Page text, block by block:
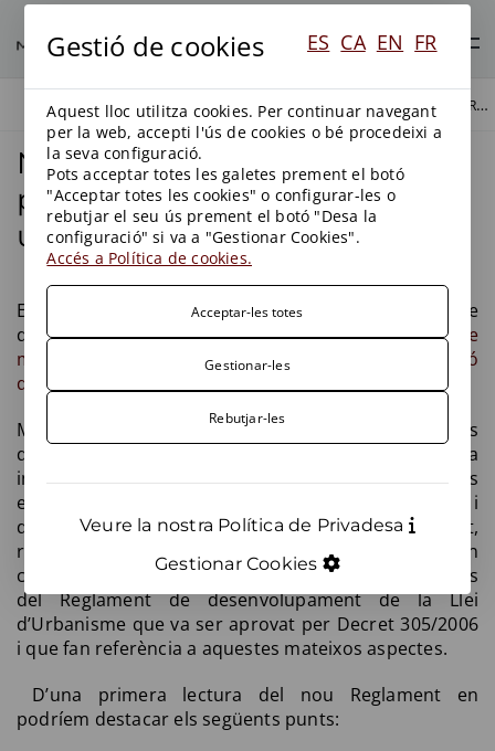
BLOG BLOG NOU REGLAMENT SOBRE PROTECCIÓ DE LA LEGALITAT URBANÍSTICA
Nou Reglament sobre
protecció de la legalitat
urbanística
En el Diari Oficial de la Generalitat de Catalunya de
data 15 de maig s’ha publicat elDecret, de 13 de
maig, pel qual s'aprova el Reglament sobre protecció
de la legalitat urbanística
Mitjançant aquest Reglament es desenvolupen les
determinacions de la Llei d’Urbanisme relatives a la
intervenció (atorgament de llicències, autoritzacions
en sòl no urbanitzable, ordres d’execució, etc.) i
disciplina urbanístiques (protecció de la legalitat,
règim sancionador) en tota classe de sòl. En
coherència, es deroguen expressament els preceptes
del Reglament de desenvolupament de la Llei
d’Urbanisme que va ser aprovat per Decret 305/2006
i que fan referència a aquestes mateixos aspectes.
D’una primera lectura del nou Reglament en
podríem destacar els següents punts:
Gestió de cookies ES CA EN FR
Aquest lloc utilitza cookies. Per continuar navegant
per la web, accepti l'ús de cookies o bé procedeixi a
la seva configuració.
Pots acceptar totes les galetes prement el botó
"Acceptar totes les cookies" o configurar-les o
rebutjar el seu ús prement el botó "Desa la
configuració" si va a "Gestionar Cookies".
Accés a Política de cookies.
Acceptar-les totes
Gestionar-les
Rebutjar-les
Veure la nostra Política de Privadesa
Gestionar Cookies